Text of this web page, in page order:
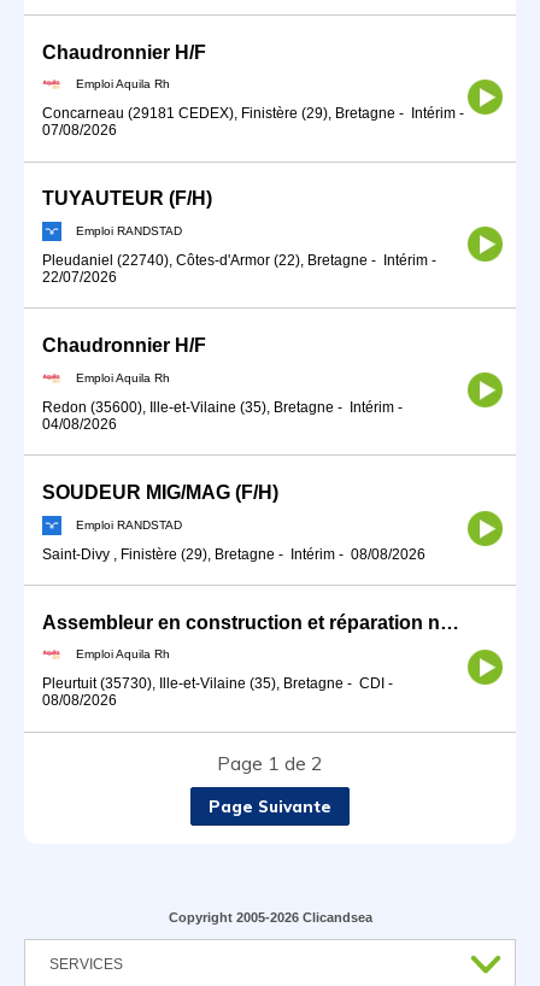
Chaudronnier H/F
Emploi Aquila Rh
Concarneau (29181 CEDEX), Finistère (29), Bretagne - Intérim -
07/08/2026
TUYAUTEUR (F/H)
Emploi RANDSTAD
Pleudaniel (22740), Côtes-d'Armor (22), Bretagne - Intérim -
22/07/2026
Chaudronnier H/F
Emploi Aquila Rh
Redon (35600), Ille-et-Vilaine (35), Bretagne - Intérim -
04/08/2026
SOUDEUR MIG/MAG (F/H)
Emploi RANDSTAD
Saint-Divy , Finistère (29), Bretagne - Intérim - 08/08/2026
Assembleur en construction et réparation navale H/F
Emploi Aquila Rh
Pleurtuit (35730), Ille-et-Vilaine (35), Bretagne - CDI -
08/08/2026
Page 1 de 2
Page Suivante
Copyright 2005-2026 Clicandsea
SERVICES